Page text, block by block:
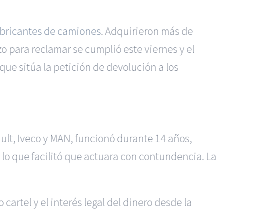
de camiones. Adquirieron más de
para reclamar se cumplió este viernes y el
sitúa la petición de devolución a los
Iveco y MAN, funcionó durante 14 años,
que facilitó que actuara con contundencia. La
cartel y el interés legal del dinero desde la